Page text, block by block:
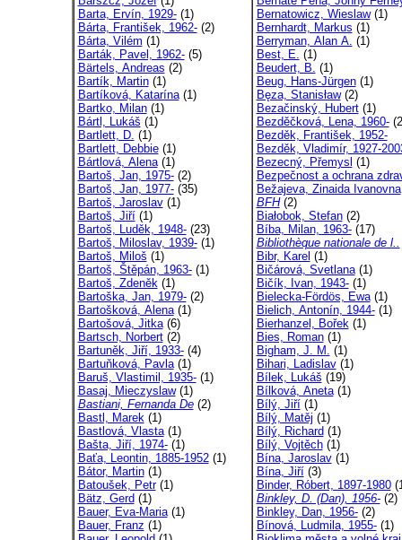
Barta, Ervín, 1929-(1)
Bárta, František, 1962-(2)
Bárta, Vilém (1)
Barták, Pavel, 1962-(5)
Bärtels, Andreas (2)
Bartík, Martin(1)
Bartíková, Katarína(1)
Bartko, Milan(1)
Bártl, Lukáš (1)
Bartlett, D. (1)
Bartlett, Debbie(1)
Bártlová, Alena(1)
Bartoš, Jan, 1975-(2)
Bartoš, Jan, 1977-(35)
Bartoš, Jaroslav(1)
Bartoš, Jiří(1)
Bartoš, Luděk, 1948-(23)
Bartoš, Miloslav, 1939-(1)
Bartoš, Miloš (1)
Bartoš, Štěpán, 1963-(1)
Bartoš, Zdeněk(1)
Bartoška, Jan, 1979-(2)
Bartošková, Alena(1)
Bartošová, Jitka(6)
Bartsch, Norbert(2)
Bartuněk, Jiří, 1933-(4)
Bartuňková, Pavla(1)
Baruš, Vlastimil, 1935-(1)
Basaj, Mieczyslaw(1)
Bastiani, Fernanda De(2)
Bastl, Marek(1)
Bastlová, Vlasta(1)
Bašta, Jiří, 1974-(1)
Baťa, Leontin, 1885-1952(1)
Bátor, Martin(1)
Batoušek, Petr(1)
Bätz, Gerd (1)
Bauer, Eva-Maria(1)
Bauer, Franz (1)
Bernatowicz, Wieslaw(1)
Bernhardt, Markus (1)
Berryman, Alan A. (1)
Best, E. (1)
Beudert, B. (1)
Beug, Hans-Jürgen(1)
Bęza, Stanisław(2)
Bezačinský, Hubert(1)
Bezděčková, Lena, 1960-
Bezděk, František, 1952-
Bezděk, Vladimír, 1927-
Bezecný, Přemysl (1)
Bezpečnost a ochrana
Bežajeva, Zinaida Ivanovna
BFH(2)
Białobok, Stefan(2)
Bíba, Milan, 1963-(17)
Bibliothèque nationale de l..
Bibr, Karel (1)
Bičárová, Svetlana(1)
Bičík, Ivan, 1943-(1)
Bielecka-Fördös, Ewa(1)
Bielich, Antonín, 1944-(1)
Bierhanzel, Bořek(1)
Bies, Roman(1)
Bigham, J. M. (1)
Bihari, Ladislav(1)
Bílek, Lukáš (19)
Bílková, Aneta(1)
Bílý, Jiří(1)
Bílý, Matěj (1)
Bílý, Richard (1)
Bílý, Vojtěch(1)
Bína, Jaroslav(1)
Bína, Jiří(3)
Binder, Róbert, 1897-1980
Binkley, D. (Dan), 1956-(2)
Binkley, Dan, 1956-(2)
Bínová, Ludmila, 1955-(1)